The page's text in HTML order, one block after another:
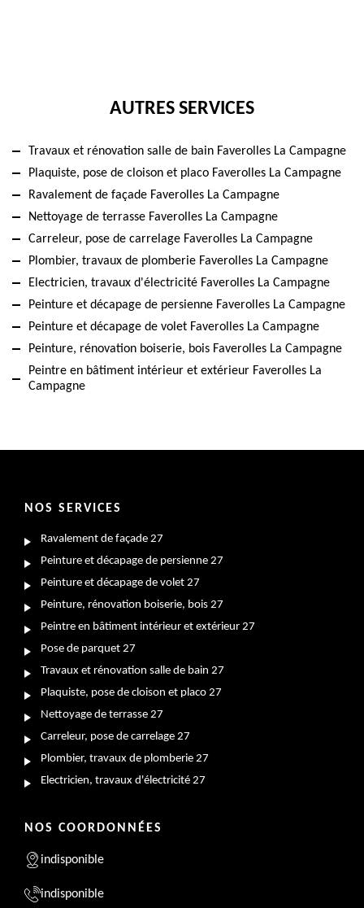
AUTRES SERVICES
Travaux et rénovation salle de bain Faverolles La Campagne
Plaquiste, pose de cloison et placo Faverolles La Campagne
Ravalement de façade Faverolles La Campagne
Nettoyage de terrasse Faverolles La Campagne
Carreleur, pose de carrelage Faverolles La Campagne
Plombier, travaux de plomberie Faverolles La Campagne
Electricien, travaux d'électricité Faverolles La Campagne
Peinture et décapage de persienne Faverolles La Campagne
Peinture et décapage de volet Faverolles La Campagne
Peinture, rénovation boiserie, bois Faverolles La Campagne
Peintre en bâtiment intérieur et extérieur Faverolles La
Campagne
NOS SERVICES
Ravalement de façade 27
Peinture et décapage de persienne 27
Peinture et décapage de volet 27
Peinture, rénovation boiserie, bois 27
Peintre en bâtiment intérieur et extérieur 27
Pose de parquet 27
Travaux et rénovation salle de bain 27
Plaquiste, pose de cloison et placo 27
Nettoyage de terrasse 27
Carreleur, pose de carrelage 27
Plombier, travaux de plomberie 27
Electricien, travaux d'électricité 27
NOS COORDONNÉES
indisponible
indisponible